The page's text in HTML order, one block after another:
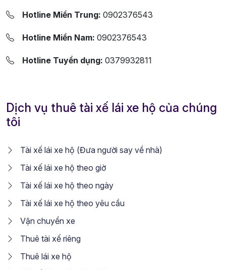
Hotline Miền Trung: 0902376543
Hotline Miền Nam: 0902376543
Hotline Tuyển dụng: 0379932811
Dịch vụ thuê tài xế lái xe hộ của chúng
tôi
Tài xế lái xe hộ (Đưa người say về nhà)
Tài xế lái xe hộ theo giờ
Tài xế lái xe hộ theo ngày
Tài xế lái xe hộ theo yêu cầu
Vận chuyển xe
Thuê tài xế riêng
Thuê lái xe hộ